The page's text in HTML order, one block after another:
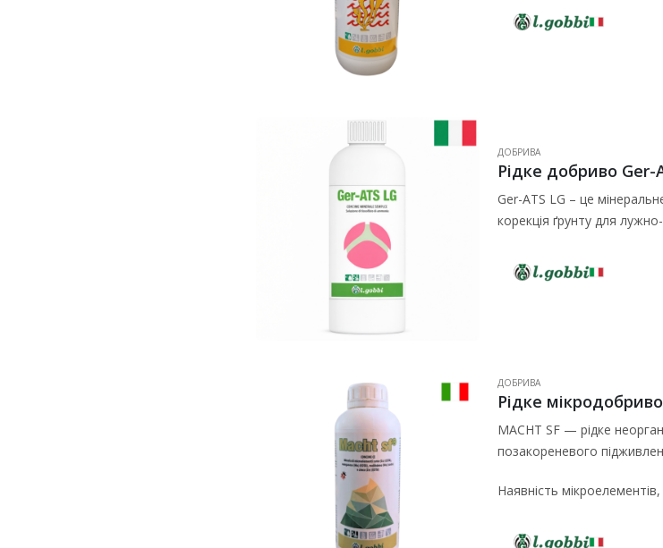
ДОБРИВА
Рідке добриво Ger-
Ger-ATS LG – це
корекція ґрунту для
ДОБРИВА
Рідке
MACHT SF — рідке
позакореневого
Наявність